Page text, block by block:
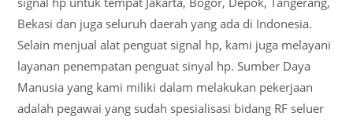
Bekasi dan juga seluruh daerah yang ada di Indonesia.
Selain menjual alat penguat signal hp, kami juga melayani
layanan penempatan penguat sinyal hp. Sumber Daya
Manusia yang kami miliki dalam melakukan pekerjaan
adalah pegawai yang sudah spesialisasi bidang RF seluer